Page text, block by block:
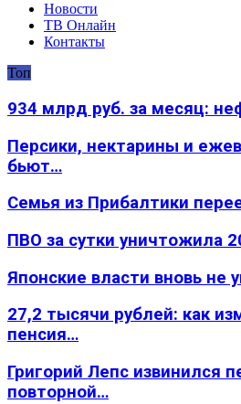
Новости
ТВ Онлайн
Контакты
Топ
934 млрд руб. за месяц:
Персики, нектарины и
бьют…
Семья из Прибалтики
ПВО за сутки уничтожила
Японские власти вновь не
27,2 тысячи рублей: как
пенсия…
Григорий Лепс извинился
повторной…